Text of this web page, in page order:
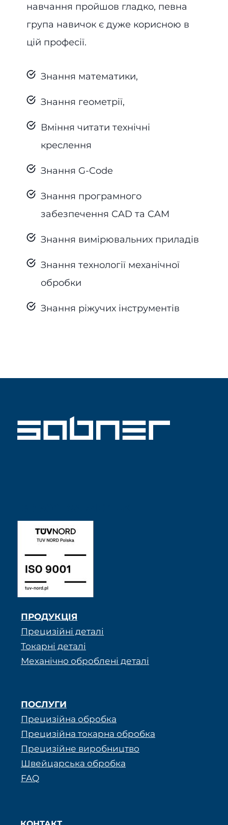
навчання пройшов гладко, певна
група навичок є дуже корисною в
цій професії.
Знання математики,
Знання геометрії,
Вміння читати технічні
креслення
Знання G-Code
Знання програмного
забезпечення CAD та CAM
Знання вимірювальних приладів
Знання технології механічної
обробки
Знання ріжучих інструментів
ПРОДУКЦІЯ
Прецизійні деталі
Токарні деталі
Механічно оброблені деталі
ПОСЛУГИ
Прецизійна обробка
Прецизійна токарна обробка
Прецизійне виробництво
Швейцарська обробка
FAQ